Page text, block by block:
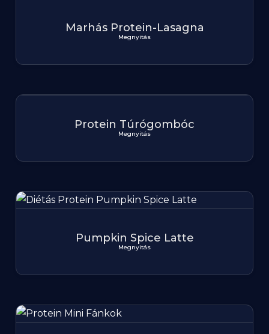
Marhás Protein-Lasagna
Megnyitás
Protein Túrógombóc
Megnyitás
Pumpkin Spice Latte
Megnyitás